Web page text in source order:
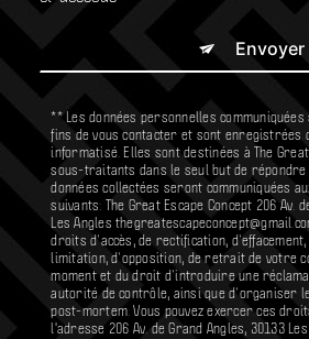
Envoyer
** Les données personnelles
fins de vous contacter et sont enregistrées
informatisé. Elles sont destinées à The
sous-traitants dans le seul but de répondre
données collectées seront communiquées
suivants: The Great Escape Concept 206 Av.
Les Angles
droits d’accès, de rectification,
limitation, d’opposition, de retrait de votre
moment et du droit d’introduire une
autorité de contrôle, ainsi que d’organiser
post-mortem. Vous pouvez exercer ces
l'adresse 206 Av. de Grand Angles, 30133